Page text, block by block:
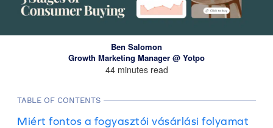
Ben Salomon
Growth Marketing Manager @ Yotpo
44 minutes read
TABLE OF CONTENTS
Miért fontos a fogyasztói vásárlási folyamat